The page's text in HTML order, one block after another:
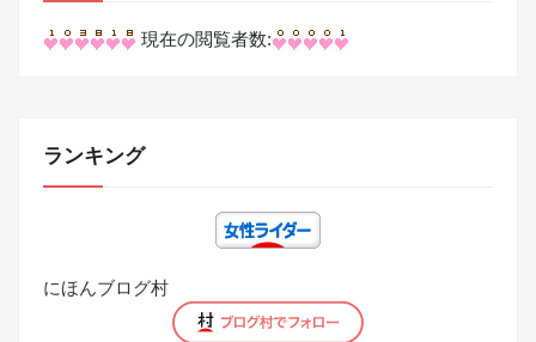
現在の閲覧者数:
ランキング
にほんブログ村